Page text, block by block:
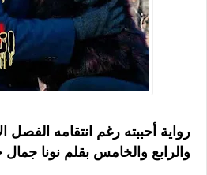
رواية أحببته رغم انتقامه الفصل
والرابع والخامس بقلم نونا